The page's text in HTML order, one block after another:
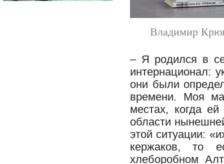
Владимир
– Я родился в
интернационал:
они были
времени. Моя
местах, когда
области
этой ситуации:
кержаков, то
хлеборобном